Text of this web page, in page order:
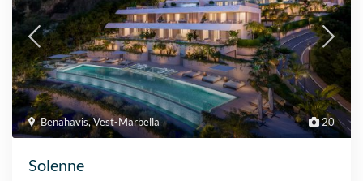
20
Benahavis,Vest-Marbella
Solenne